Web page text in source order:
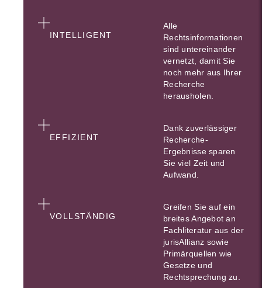
INTELLIGENT
Alle
Rechtsinformationen
sind untereinander
vernetzt, damit Sie
noch mehr aus Ihrer
Recherche
herausholen.
EFFIZIENT
Dank zuverlässiger
Recherche-
Ergebnisse sparen
Sie viel Zeit und
Aufwand.
VOLLSTÄNDIG
Greifen Sie auf ein
breites Angebot an
Fachliteratur aus der
jurisAllianz sowie
Primärquellen wie
Gesetze und
Rechtsprechung zu.